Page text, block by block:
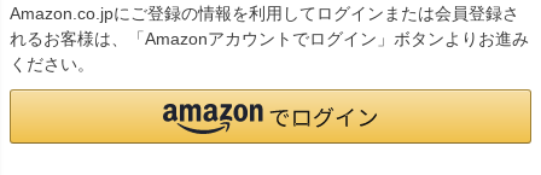
Amazon.co.jpにご登録の情報を利用してログインまたは会員登録さ
れるお客様は、「Amazonアカウントでログイン」ボタンよりお進み
ください。